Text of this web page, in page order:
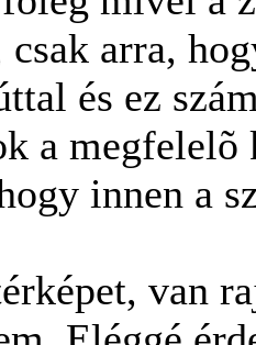
arra,
és ez
a megfelelõ
innen a
van